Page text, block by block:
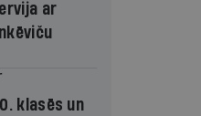
ar
klasēs un